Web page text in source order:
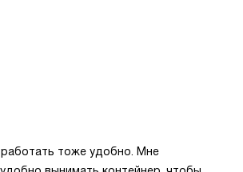
тоже удобно. Мне